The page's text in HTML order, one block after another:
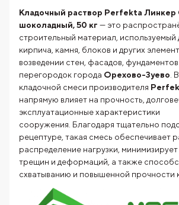
Кладочный раствор Perfekta Линкер
шоколадный, 50 кг — это
строительный материал, используемый
кирпича, камня, блоков и других
возведении стен, фасадов,
перегородок города Орехово-Зуево .
кладочной смеси производителя
напрямую влияет на прочность,
эксплуатационные характеристики
сооружения. Благодаря тщательно
рецептуре, такая смесь обеспечивает
распределение нагрузки,
трещин и деформаций, а также
схватыванию и повышенной прочности